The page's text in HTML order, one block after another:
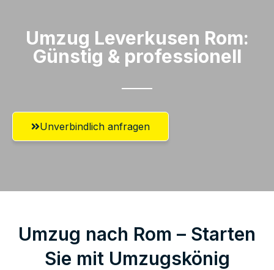
Umzug Leverkusen​ Rom:
Günstig & professionell​
Unverbindlich anfragen
Umzug nach Rom – Starten
Sie mit Umzugskönig